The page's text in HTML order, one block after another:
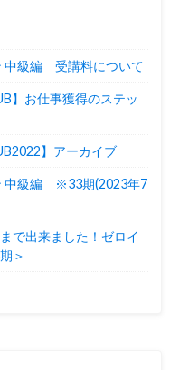
中級編 受講料について
】お仕事獲得のステッ
】アーカイブ
中級編 ※33期(2023年7
で出来ました！ゼロイ
＞